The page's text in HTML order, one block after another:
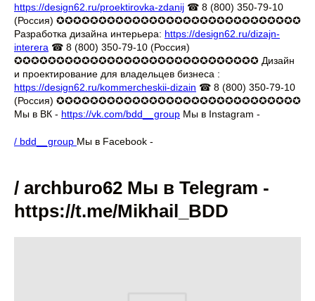
https://design62.ru/proektirovka-zdanij ☎ 8 (800) 350-79-10
(Россия) ✪✪✪✪✪✪✪✪✪✪✪✪✪✪✪✪✪✪✪✪✪✪✪✪✪✪✪✪✪
Разработка дизайна интерьера: https://design62.ru/dizajn-
interera ☎ 8 (800) 350-79-10 (Россия)
✪✪✪✪✪✪✪✪✪✪✪✪✪✪✪✪✪✪✪✪✪✪✪✪✪✪✪✪✪ Дизайн
и проектирование для владельцев бизнеса :
https://design62.ru/kommercheskii-dizain ☎ 8 (800) 350-79-10
(Россия) ✪✪✪✪✪✪✪✪✪✪✪✪✪✪✪✪✪✪✪✪✪✪✪✪✪✪✪✪✪
Мы в ВК - https://vk.com/bdd__group Мы в Instagram -
/ bdd__group Мы в Facebook -
/ archburo62 Мы в Telegram -
https://t.me/Mikhail_BDD